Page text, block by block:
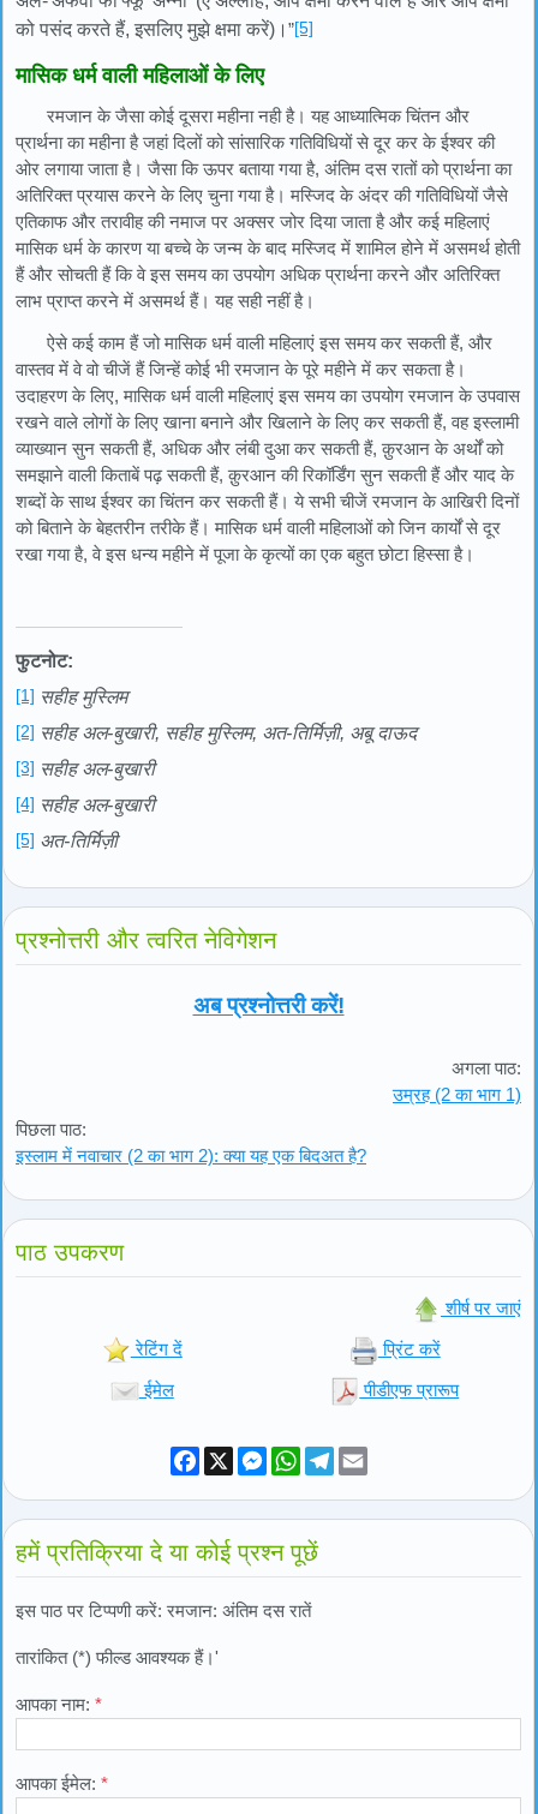
को पसंद करते हैं, इसलिए मुझे क्षमा करें)। ”[5]
मासिक धर्म वाली महिलाओं के लिए
रमजान के जैसा कोई दूसरा महीना नही है। यह आध्यात्मिक चिंतन और
प्रार्थना का महीना है जहां दिलों को सांसारिक गतिविधियों से दूर कर के ईश्वर की
ओर लगाया जाता है। जैसा कि ऊपर बताया गया है, अंतिम दस रातों को प्रार्थना का
अतिरिक्त प्रयास करने के लिए चुना गया है। मस्जिद के अंदर की गतिविधियों जैसे
एतिकाफ और तरावीह की नमाज पर अक्सर जोर दिया जाता है और कई महिलाएं
मासिक धर्म के कारण या बच्चे के जन्म के बाद मस्जिद में शामिल होने में असमर्थ होती
हैं और सोचती हैं कि वे इस समय का उपयोग अधिक प्रार्थना करने और अतिरिक्त
लाभ प्राप्त करने में असमर्थ हैं। यह सही नहीं है।
ऐसे कई काम हैं जो मासिक धर्म वाली महिलाएं इस समय कर सकती हैं, और
वास्तव में वे वो चीजें हैं जिन्हें कोई भी रमजान के पूरे महीने में कर सकता है।
उदाहरण के लिए, मासिक धर्म वाली महिलाएं इस समय का उपयोग रमजान के उपवास
रखने वाले लोगों के लिए खाना बनाने और खिलाने के लिए कर सकती हैं, वह इस्लामी
व्याख्यान सुन सकती हैं, अधिक और लंबी दुआ कर सकती हैं, क़ुरआन के अर्थों को
समझाने वाली किताबें पढ़ सकती हैं, क़ुरआन की रिकॉर्डिंग सुन सकती हैं और याद के
शब्दों के साथ ईश्वर का चिंतन कर सकती हैं। ये सभी चीजें रमजान के आखिरी दिनों
को बिताने के बेहतरीन तरीके हैं। मासिक धर्म वाली महिलाओं को जिन कार्यों से दूर
रखा गया है, वे इस धन्य महीने में पूजा के कृत्यों का एक बहुत छोटा हिस्सा है।
फुटनोट:
[1] सहीह मुस्लिम
[2] सहीह अल-बुखारी, सहीह मुस्लिम, अत-तिर्मिज़ी, अबू दाऊद
[3] सहीह अल-बुखारी
[4] सहीह अल-बुखारी
[5] अत-तिर्मिज़ी
प्रश्नोत्तरी और त्वरित नेविगेशन
अब प्रश्नोत्तरी करें!
पिछला पाठ:
इस्लाम में नवाचार (2 का भाग 2): क्या यह एक बिदअत है?
अगला पाठ:
उम्रह (2 का भाग 1)
पाठ उपकरण
शीर्ष पर जाएं
रेटिंग दें प्रिंट करें
ईमेल पीडीएफ प्रारूप
Facebook
X Messenger
WhatsApp
Telegram
हमें प्रतिक्रिया दे या कोई प्रश्न पूछें
इस पाठ पर टिप्पणी करें: रमजान: अंतिम दस रातें
तारांकित (*) फील्ड आवश्यक हैं।'
आपका नाम: *
आपका ईमेल: *